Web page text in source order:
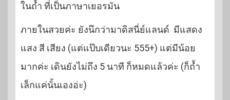
ในถ้ำ ที่เป็นภาษาเยอรมัน
ภายในสวยค่ะ ยังนึกว่ามาดิสนี่ย์แลนด์ มีแสดง
แสง สี เสียง (แต่แป๊บเดียวนะ 555+) แต่มีน้อย
มากค่ะ เดินยังไม่ถึง 5 นาที ก็หมดแล้วค่ะ (ก็ถ้ำ
เล็กแค่นั้นเองอ่ะ)